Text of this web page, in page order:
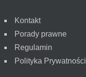
Kontakt
Porady prawne
Regulamin
Polityka Prywatności